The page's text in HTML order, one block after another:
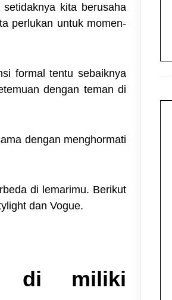
kita berusaha
perlukan untuk momen-
formal tentu sebaiknya
dengan teman di
dengan menghormati
di lemarimu. Berikut
dan Vogue.
di miliki